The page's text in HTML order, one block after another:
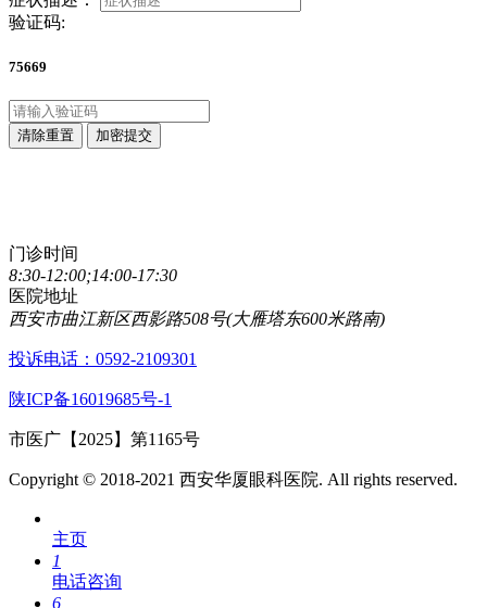
验证码:
75669
清除重置 加密提交
门诊时间
8:30-12:00;14:00-17:30
医院地址
西安市曲江新区西影路508号(大雁塔东600米路南)
投诉电话：0592-2109301
陕ICP备16019685号-1
市医广【2025】第1165号
Copyright © 2018-2021 西安华厦眼科医院. All rights reserved.
主页
1
电话咨询
6